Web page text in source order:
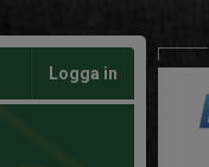
Logga in